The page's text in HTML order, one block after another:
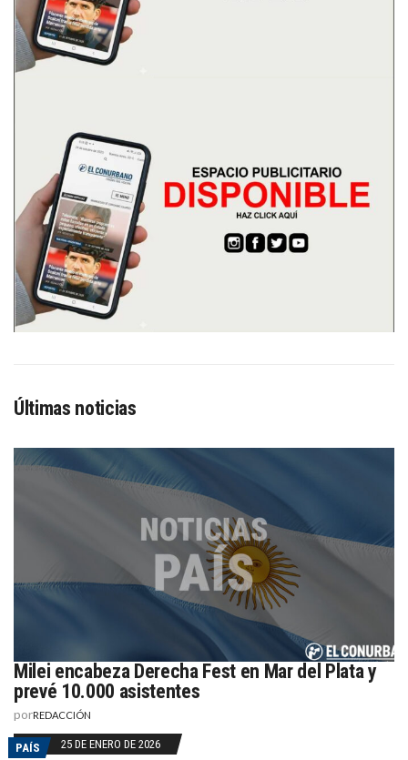
Últimas noticias
Milei encabeza Derecha Fest en Mar del Plata y
prevé 10.000 asistentes
porREDACCIÓN
PAÍS 25 DE ENERO DE 2026